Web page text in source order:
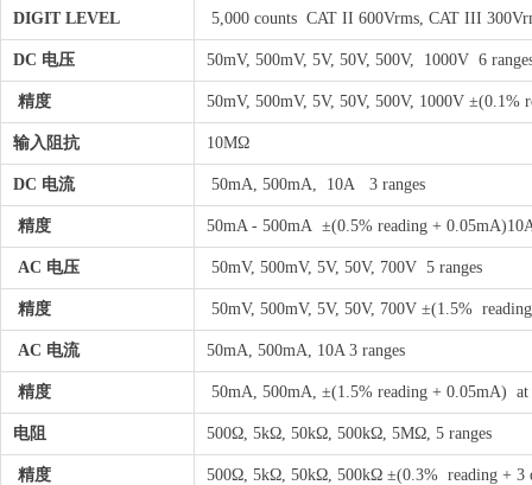
DIGIT LEVEL 5,000 counts CAT II 600Vrms, CAT III
DC 电压 50mV, 500mV, 5V, 50V, 500V, 1000V 6
精度 50mV, 500mV, 5V, 50V, 500V, 1000V ±(0.1%
输入阻抗 10MΩ
DC 电流 50mA, 500mA, 10A 3 ranges
精度 50mA - 500mA ±(0.5% reading +
AC 电压 50mV, 500mV, 5V, 50V, 700V 5 ranges
精度 50mV, 500mV, 5V, 50V, 700V ±(1.5%
AC 电流 50mA, 500mA, 10A 3 ranges
精度 50mA, 500mA, ±(1.5% reading + 0.05mA)
电阻 500Ω, 5kΩ, 50kΩ, 500kΩ, 5MΩ, 5 ranges
精度 500Ω, 5kΩ, 50kΩ, 500kΩ ±(0.3% reading +